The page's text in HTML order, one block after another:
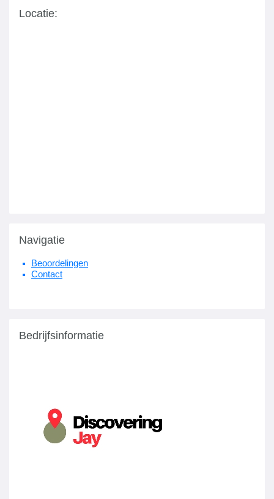
Locatie:
Navigatie
Beoordelingen
Contact
Bedrijfsinformatie